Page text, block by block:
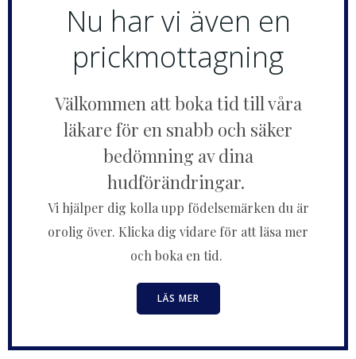
Nu har vi även en
prickmottagning
Välkommen att boka tid till våra
läkare för en snabb och säker
bedömning av dina
hudförändringar.
Vi hjälper dig kolla upp födelsemärken du är
orolig över. Klicka dig vidare för att läsa mer
och boka en tid.
LÄS MER